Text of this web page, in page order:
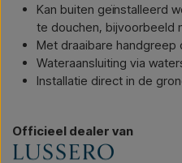
Kan buiten geïnstalleerd
te douchen, bijvoorbeeld
Met draaibare
Wateraansluiting via
Installatie direct in de
Officieel dealer van